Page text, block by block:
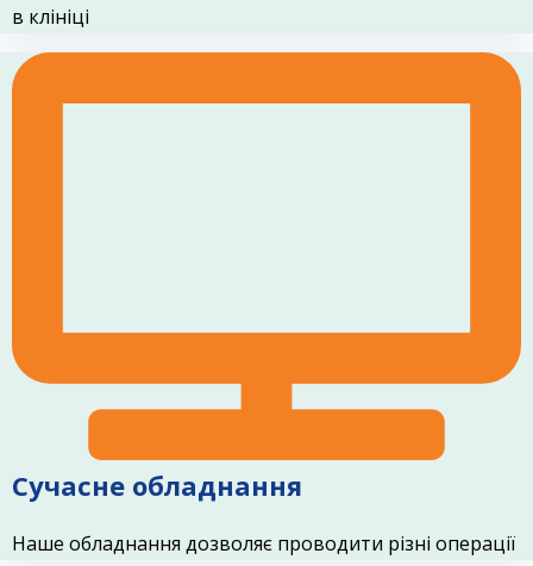
в клініці
Сучасне обладнання
Наше обладнання дозволяє проводити різні операції